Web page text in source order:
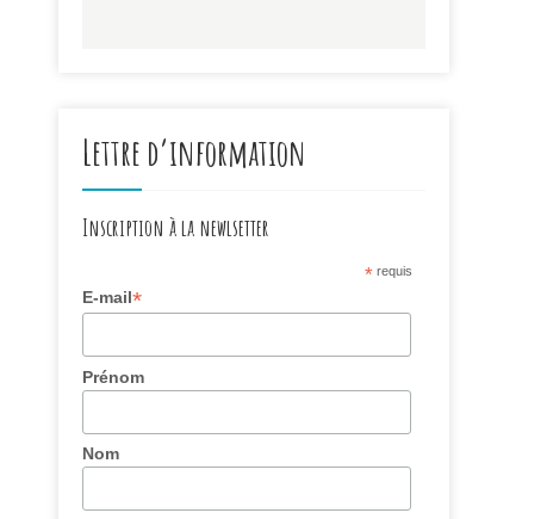
Lettre d’information
Inscription à la newlsetter
*requis
E-mail*
Prénom
Nom